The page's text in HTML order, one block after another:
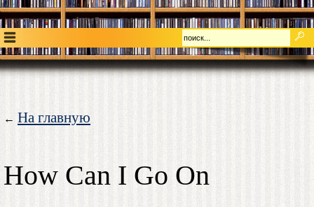
← На главную
How Can I Go On